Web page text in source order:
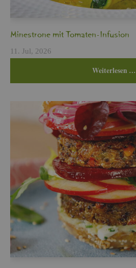
Min­es­tro­ne mit To­ma­ten-In­fu­si­on
11. Jul, 2026
Wei­ter­le­sen …